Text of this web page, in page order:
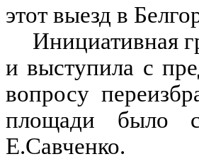
этот выезд в
Инициативная
и выступила с
вопросу
площади было
Е.Савченко.